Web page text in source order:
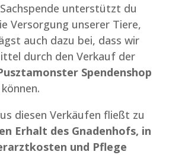
unterstützt du
Versorgung unserer Tiere,
auch dazu bei, dass wir
durch den Verkauf der
Spendenshop
diesen Verkäufen fließt zu
Erhalt des Gnadenhofs, in
und Pflege